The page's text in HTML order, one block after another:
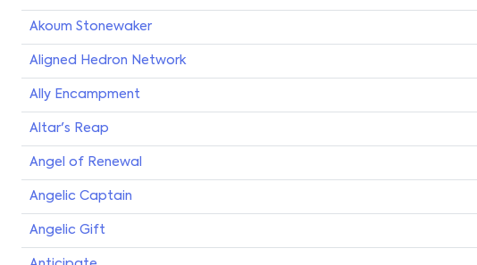
Akoum Stonewaker
Aligned Hedron Network
Ally Encampment
Altar's Reap
Angel of Renewal
Angelic Captain
Angelic Gift